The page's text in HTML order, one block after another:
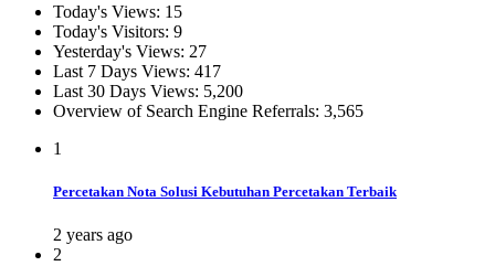
Today's Views: 15
Today's Visitors: 9
Yesterday's Views: 27
Last 7 Days Views: 417
Last 30 Days Views: 5,200
Overview of Search Engine Referrals: 3,565
1
Percetakan Nota Solusi Kebutuhan Percetakan Terbaik
2 years ago
2